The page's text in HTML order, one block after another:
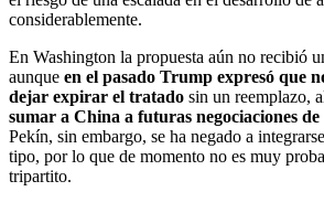
considerablemente.
En Washington la propuesta aún no recibió
aunque en el pasado Trump expresó que
dejar expirar el tratado sin un reemplazo,
sumar a China a futuras negociaciones
Pekín, sin embargo, se ha negado a
tipo, por lo que de momento no es muy
tripartito.